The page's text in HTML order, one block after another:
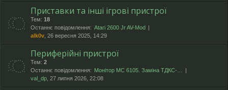
Приставки та інші ігрові пристрої
Тем: 18
Останнє повідомлення: Atari 2600 Jr AV-Mod
alk0v , 26 вересня 2025, 14:29
Периферійні пристрої
Тем: 2
Останнє повідомлення: Монітор МС 6105. Заміна ТДКС-…
val_dp , 27 липня 2026, 22:08